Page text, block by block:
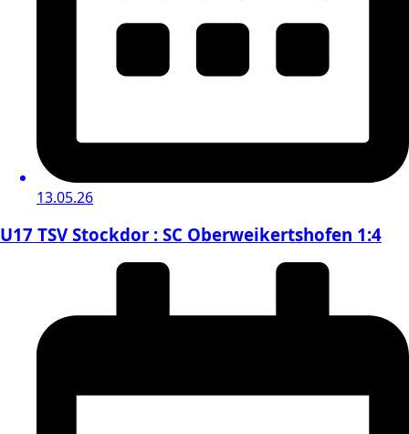
13.05.26
U17 TSV Stockdor : SC Oberweikertshofen 1:4